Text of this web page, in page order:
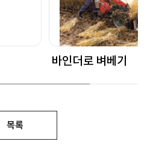
바인더로 벼베기
목록